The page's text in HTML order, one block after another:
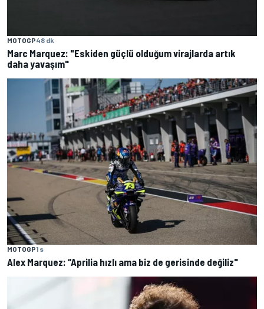
MOTOGP48 dk
Marc Marquez: "Eskiden güçlü olduğum virajlarda artık
daha yavaşım"
MOTOGP1 s
Alex Marquez: “Aprilia hızlı ama biz de gerisinde değiliz"